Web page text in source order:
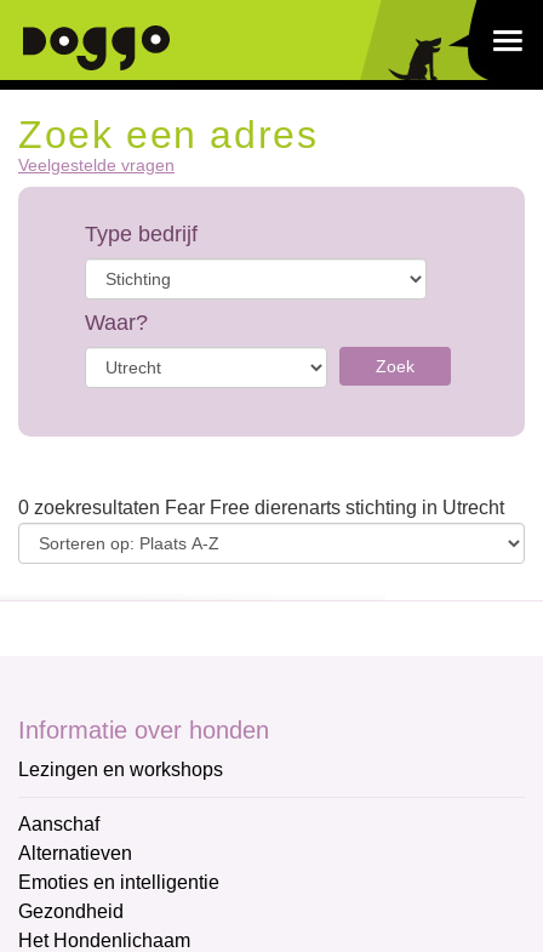
Zoek een adres
Veelgestelde vragen
Type bedrijf
Waar?
Zoek
0 zoekresultaten Fear Free dierenarts stichting in Utrecht
Informatie over honden
Lezingen en workshops
Aanschaf
Alternatieven
Emoties en intelligentie
Gezondheid
Het Hondenlichaam